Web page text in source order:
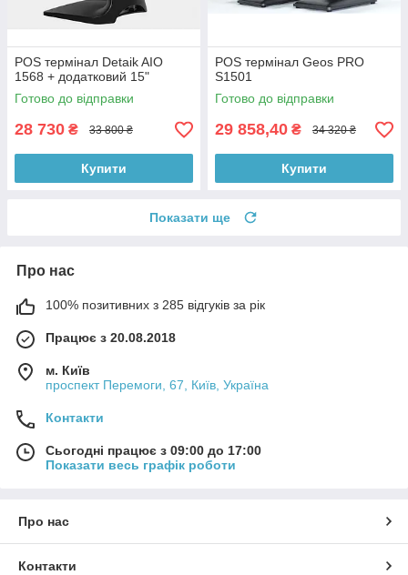
POS термінал Detaik AIO
1568 + додатковий 15"
Готово до відправки
28 730 ₴ 33 800 ₴
Купити
POS термінал Geos PRO
S1501
Готово до відправки
29 858,40 ₴ 34 320 ₴
Купити
Показати ще
Про нас
100% позитивних з 285 відгуків за рік
Працює з 20.08.2018
м. Київ
проспект Перемоги, 67, Київ, Україна
Контакти
Сьогодні працює з 09:00 до 17:00
Показати весь графік роботи
Про нас
Контакти